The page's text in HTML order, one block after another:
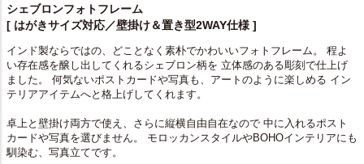
シェブロンフォトフレーム
[ はがきサイズ対応／壁掛け＆置き型2WAY仕様 ]
インド製ならではの、どことなく素朴でかわいいフォトフレーム。 程よ
い存在感を醸し出してくれるシェブロン柄を 立体感のある彫刻で仕上げ
ました。 何気ないポストカードや写真も、アートのように楽しめる イン
テリアアイテムへと格上げしてくれます。
卓上と壁掛け両方で使え、さらに縦横自由自在なので 中に入れるポスト
カードや写真を選びません。 モロッカンスタイルやBOHOインテリアにも
馴染む、写真立てです。